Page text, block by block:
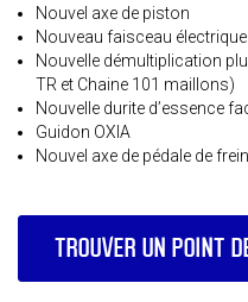
Nouvel axe de piston
Nouveau faisceau électrique
Nouvelle démultiplication
TR et Chaine 101 maillons)
Nouvelle durite d’essence
Guidon OXIA
Nouvel axe de pédale de frein
TROUVER UN POINT